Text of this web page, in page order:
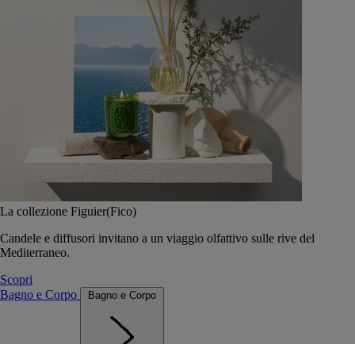
La collezione Figuier(Fico)
Candele e diffusori invitano a un viaggio olfattivo sulle rive del
Mediterraneo.
Scopri
Bagno e Corpo
Bagno e Corpo